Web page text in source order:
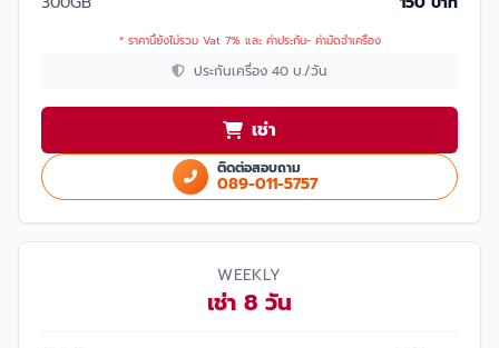
* ราคานี้ยังไม่รวม Vat 7% และ ค่าประกัน- ค่ามัดจำเครื่อง
ประกันเครื่อง 40 บ./วัน
เช่า
ติดต่อสอบถาม
089-011-5757
WEEKLY
เช่า 8 วัน